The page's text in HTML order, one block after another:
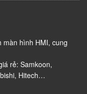
màn hình HMI, cung
rẻ: Samkoon,
Hitech…